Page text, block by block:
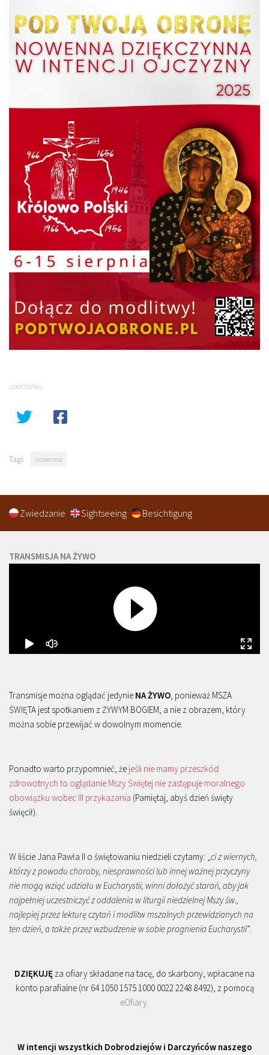
UDOSTĘPNIJ
Tagi: nowenna
Zwiedzanie Sightseeing Besichtigung
TRANSMISJA NA ŻYWO
Transmisje można oglądać jedynie NA ŻYWO, ponieważ MSZA
ŚWIĘTA jest spotkaniem z ŻYWYM BOGIEM, a nie z obrazem, który
można sobie przewijać w dowolnym momencie.
Ponadto warto przypomnieć, że jeśli nie mamy przeszkód
zdrowotnych to oglądanie Mszy Świętej nie zastępuje moralnego
obowiązku wobec III przykazania (Pamiętaj, abyś dzień święty
święcił).
W liście Jana Pawła II o świętowaniu niedzieli czytamy: „ci z wiernych,
którzy z powodu choroby, niesprawności lub innej ważnej przyczyny
nie mogą wziąć udziału w Eucharystii, winni dołożyć starań, aby jak
najpełniej uczestniczyć z oddalenia w liturgii niedzielnej Mszy św.,
najlepiej przez lekturę czytań i modlitw mszalnych przewidzianych na
ten dzień, a także przez wzbudzenie w sobie pragnienia Eucharystii”.
DZIĘKUJĘ za ofiary składane na tacę, do skarbony, wpłacane na
konto parafialne (nr 64 1050 1575 1000 0022 2248 8492), z pomocą
eOfiary.
W intencji wszystkich Dobrodziejów i Darczyńców naszego